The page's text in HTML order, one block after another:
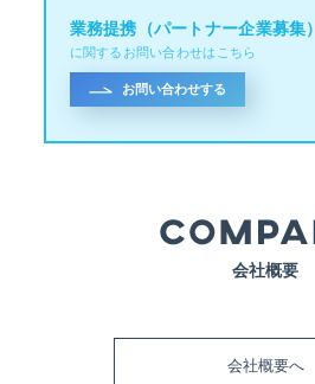
業務提携（パートナー企業募集）
に関するお問い合わせはこちら
お問い合わせする
会社概要
会社概要へ